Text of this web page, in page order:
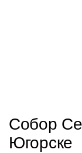
Собор
Югорске